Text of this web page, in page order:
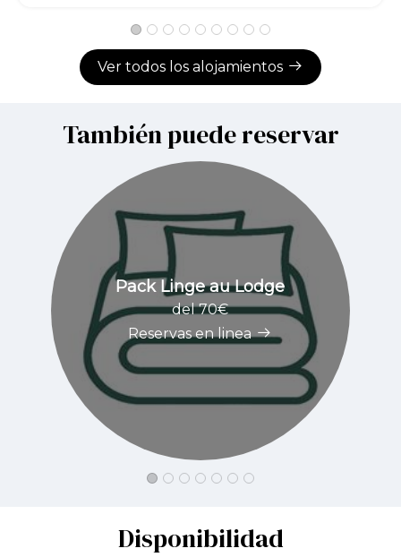
Ver todos los alojamientos
También puede reservar
Pack Linge au Lodge
del 70€
Reservas en linea
Disponibilidad